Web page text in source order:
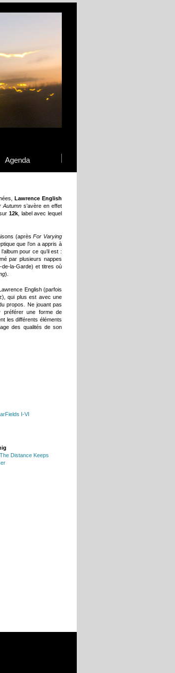
Agenda
Lawrence English
Autumns’avère en effet
12k, label avec lequel
(aprèsFor Varying
que l’on a appris à
pour ce qu’il est :
par plusieurs nappes
la-Garde) et titres où
).
English (parfois
qui plus est avec une
propos. Ne jouant pas
préférer une forme de
les différents éléments
des qualités de son
I-VI
Distance Keeps